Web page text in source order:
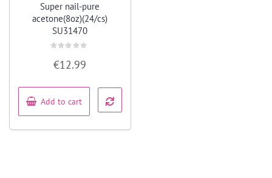
Super nail-pure
acetone(8oz)(24/cs)
SU31470
0
out
5
€12.99
Add to cart